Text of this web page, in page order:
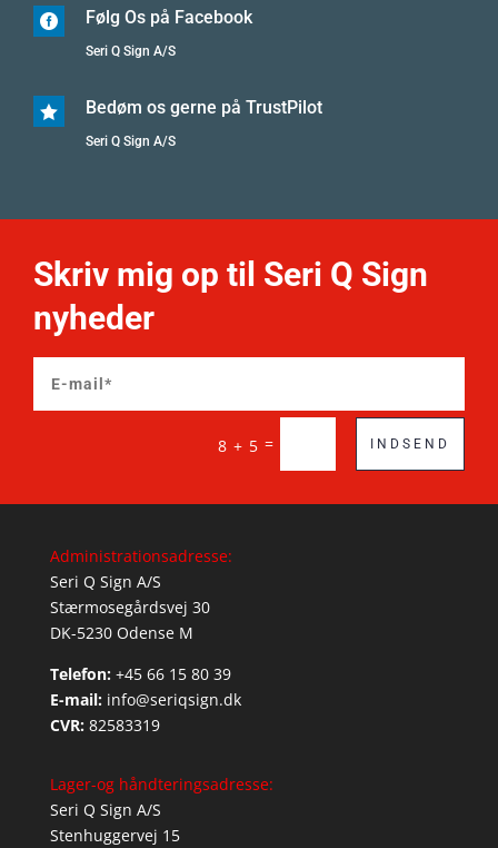
 Følg Os på Facebook
Seri Q Sign A/S
 Bedøm os gerne på TrustPilot
Seri Q Sign A/S
Skriv mig op til Seri Q Sign
nyheder
8 + 5 = INDSEND
Administrationsadresse:
Seri Q Sign A/S
Stærmosegårdsvej 30
DK-5230 Odense M
Telefon: +45 66 15 80 39
E-mail: info@seriqsign.dk
CVR: 82583319
Lager-og håndteringsadresse:
Seri Q Sign A/S
Stenhuggervej 15